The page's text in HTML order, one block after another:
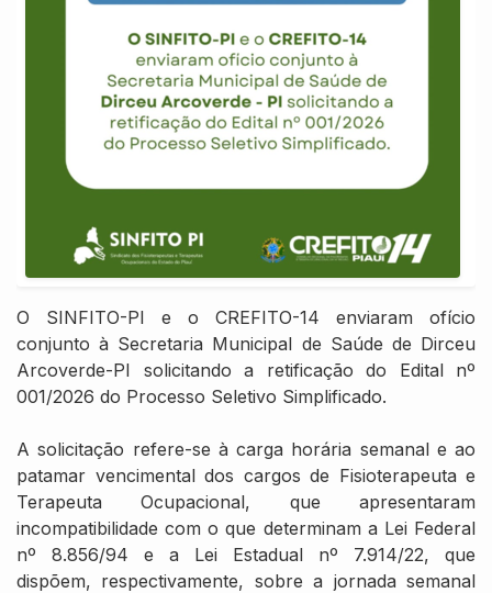
O SINFITO-PI e o CREFITO-14 enviaram ofício
conjunto à Secretaria Municipal de Saúde de Dirceu
Arcoverde-PI solicitando a retificação do Edital nº
001/2026 do Processo Seletivo Simplificado.
A solicitação refere-se à carga horária semanal e ao
patamar vencimental dos cargos de Fisioterapeuta e
Terapeuta Ocupacional, que apresentaram
incompatibilidade com o que determinam a Lei Federal
nº 8.856/94 e a Lei Estadual nº 7.914/22, que
dispõem, respectivamente, sobre a jornada semanal